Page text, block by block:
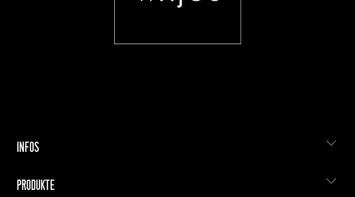
INFOS
PRODUKTE